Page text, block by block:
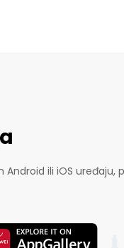
ili iOS uređaju,